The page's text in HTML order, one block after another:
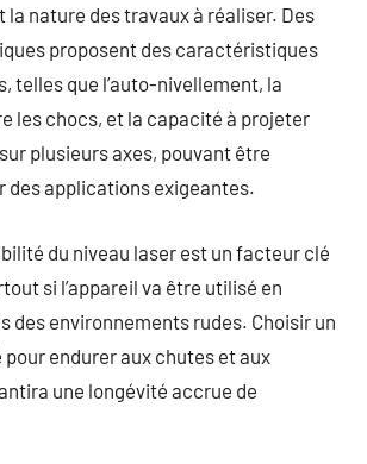
la nature des travaux à réaliser. Des
proposent des caractéristiques
telles que l’auto-nivellement, la
les chocs, et la capacité à projeter
plusieurs axes, pouvant être
des applications exigeantes.
du niveau laser est un facteur clé
si l’appareil va être utilisé en
des environnements rudes. Choisir un
endurer aux chutes et aux
une longévité accrue de